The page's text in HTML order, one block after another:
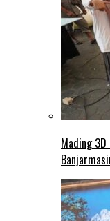
Mading 3D